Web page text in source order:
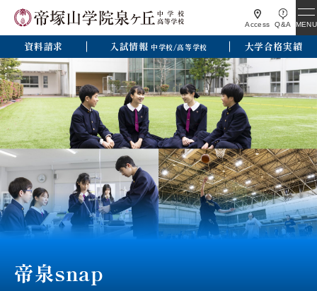
Access Q&A MENU
資料請求 入試情報 中学校/高等学校 大学合格実績
帝泉snap